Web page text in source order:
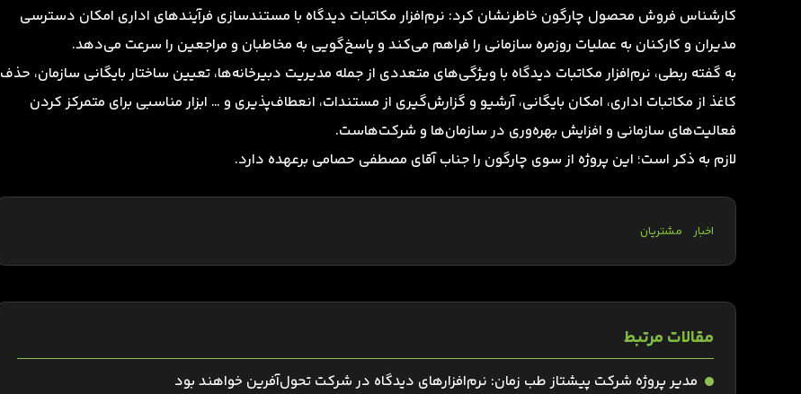
کارشناس فروش محصول چارگون خاطرنشان کرد: نرم‌افزار مکاتبات دیدگاه با مستندسازی فرآیندهای اداری امکان دسترسی
مدیران و کارکنان به عملیات روزمره سازمانی را فراهم می‌کند و پاسخ‌گویی به مخاطبان و مراجعین را سرعت می‌دهد.
به گفته ربطی،‌ نرم‌افزار مکاتبات دیدگاه با ویژگی‌های متعددی از جمله مدیریت دبیرخانه‌ها، تعیین ساختار بایگانی سازمان، حذف
کاغذ از مکاتبات اداری، امکان بایگانی، آرشیو و گزارش‌گیری از مستندات، انعطاف‌پذیری و … ابزار مناسبی برای متمرکز کردن
فعالیت‌های سازمانی و افزایش بهره‌وری در سازمان‌ها و شرکت‌هاست.
لازم به ذکر است؛ این پروژه از سوی چارگون را جناب آقای مصطفی حصامی برعهده دارد.
اخبار مشتریان
مقالات مرتبط
مدیر پروژه شرکت پیشتاز طب زمان: نرم‌افزارهای دیدگاه در شرکت تحول‌آفرین خواهند بود